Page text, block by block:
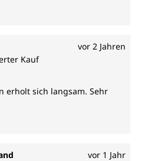
vor 2 Jahren
von 5 von 5 Sternen
Kauf
erholt sich langsam. Sehr
vor 1 Jahr